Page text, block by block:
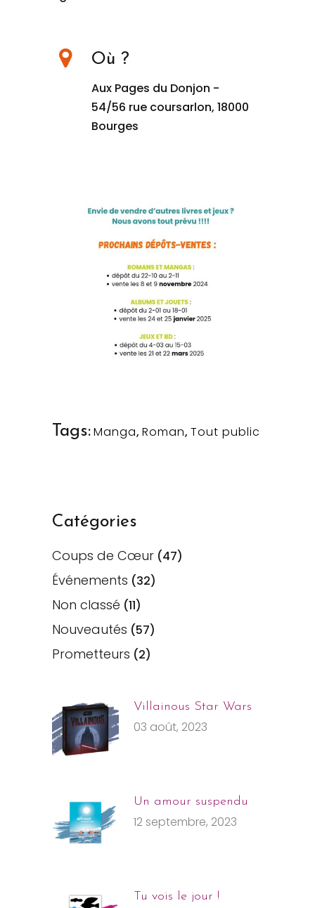
Où ?
Aux Pages du Donjon -
54/56 rue coursarlon, 18000
Bourges
Tags:Manga, Roman, Tout public
Catégories
Coups de Cœur (47)
Événements (32)
Non classé (11)
Nouveautés (57)
Prometteurs (2)
Villainous Star Wars
03 août, 2023
Un amour suspendu
12 septembre, 2023
Tu vois le jour !